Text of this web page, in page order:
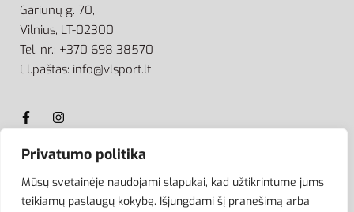
Privatumo politika
Mūsų svetainėje naudojami slapukai, kad užtikrintume jums
teikiamų paslaugų kokybę. Išjungdami šį pranešimą arba
Gariūnų g. 70,
Vilnius, LT-02300
Tel. nr.: +370 698 38570
El.paštas: info@vlsport.lt